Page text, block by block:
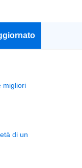
migliori
di un